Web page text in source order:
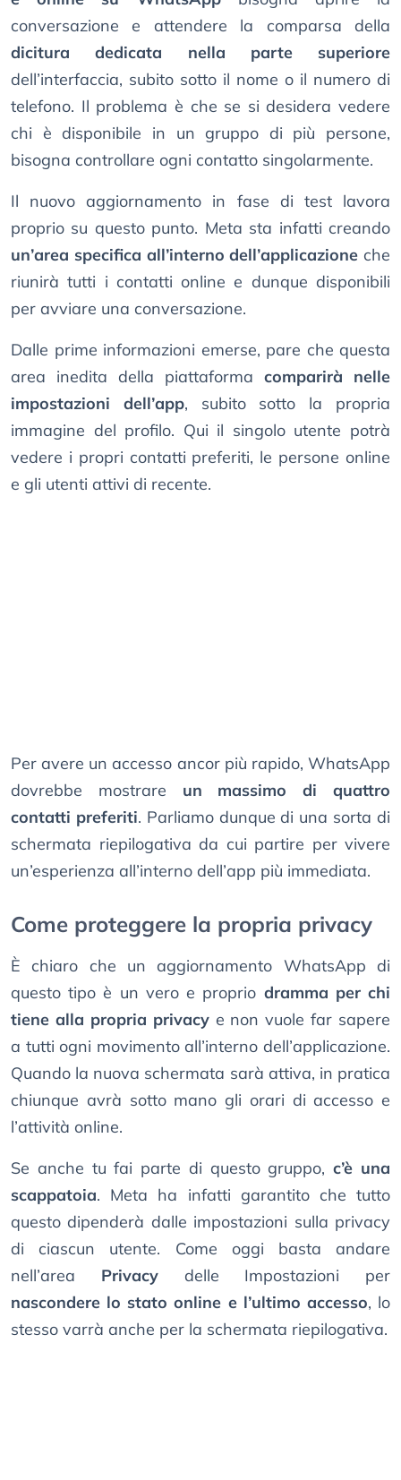
conversazione e attendere la comparsa della
dicitura dedicata nella parte superiore
dell’interfaccia, subito sotto il nome o il numero di
telefono. Il problema è che se si desidera vedere
chi è disponibile in un gruppo di più persone,
bisogna controllare ogni contatto singolarmente.
Il nuovo aggiornamento in fase di test lavora
proprio su questo punto. Meta sta infatti creando
un’area specifica all’interno dell’applicazione che
riunirà tutti i contatti online e dunque disponibili
per avviare una conversazione.
Dalle prime informazioni emerse, pare che questa
area inedita della piattaforma comparirà nelle
impostazioni dell’app, subito sotto la propria
immagine del profilo. Qui il singolo utente potrà
vedere i propri contatti preferiti, le persone online
e gli utenti attivi di recente.
Per avere un accesso ancor più rapido, WhatsApp
dovrebbe mostrare un massimo di quattro
contatti preferiti. Parliamo dunque di una sorta di
schermata riepilogativa da cui partire per vivere
un’esperienza all’interno dell’app più immediata.
Come proteggere la propria privacy
È chiaro che un aggiornamento WhatsApp di
questo tipo è un vero e proprio dramma per chi
tiene alla propria privacye non vuole far sapere
a tutti ogni movimento all’interno dell’applicazione.
Quando la nuova schermata sarà attiva, in pratica
chiunque avrà sotto mano gli orari di accesso e
l’attività online.
Se anche tu fai parte di questo gruppo,c’è una
scappatoia. Meta ha infatti garantito che tutto
questo dipenderà dalle impostazioni sulla privacy
di ciascun utente. Come oggi basta andare
nell’area Privacydelle Impostazioni per
nascondere lo stato online e l’ultimo accesso, lo
stesso varrà anche per la schermata riepilogativa.